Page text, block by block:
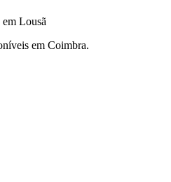
Lousã
em Coimbra.